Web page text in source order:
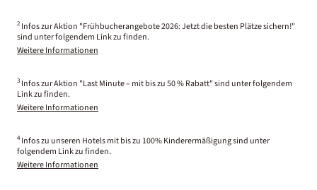
2 Infos zur Aktion "Frühbucherangebote 2026: Jetzt die besten Plätze sichern!"
sind unter folgendem Link zu finden.
Weitere Informationen
3 Infos zur Aktion "Last Minute – mit bis zu 50 % Rabatt" sind unter folgendem
Link zu finden.
Weitere Informationen
4 Infos zu unseren Hotels mit bis zu 100% Kinderermäßigung sind unter
folgendem Link zu finden.
Weitere Informationen